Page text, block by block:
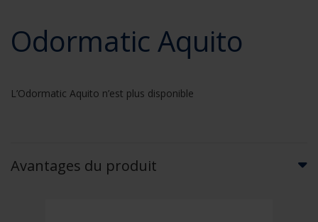
Odormatic Aquito
L’Odormatic Aquito n’est plus disponible
Avantages du produit